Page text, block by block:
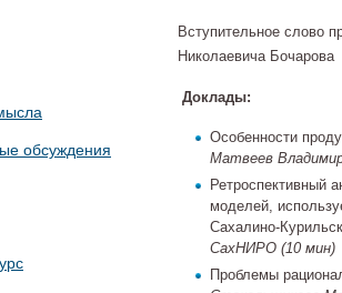
обсуждения
Вступительное слово
Николаевича Бочарова
Доклады:
Особенности
Матвеев
Ретроспективный
моделей,
Сахалино-
СахНИРО (10 мин)
Проблемы